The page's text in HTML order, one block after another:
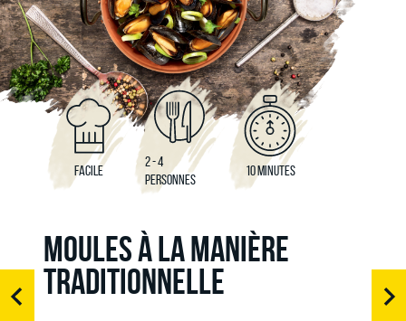
FACILE
2 - 4
PERSONNES
10 MINUTES
MOULES À LA MANIÈRE
TRADITIONNELLE